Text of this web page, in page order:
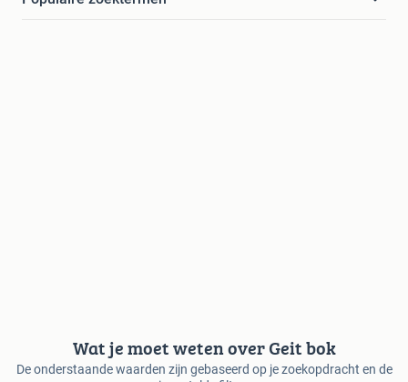
Wat je moet weten over Geit bok
De onderstaande waarden zijn gebaseerd op je zoekopdracht en de